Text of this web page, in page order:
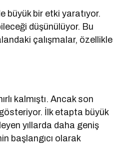
büyük bir etki yaratıyor.
düşünülüyor. Bu
çalışmalar, özellikle
kalmıştı. Ancak son
İlk etapta büyük
yıllarda daha geniş
başlangıcı olarak